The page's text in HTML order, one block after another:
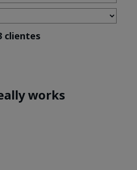
clientes
works